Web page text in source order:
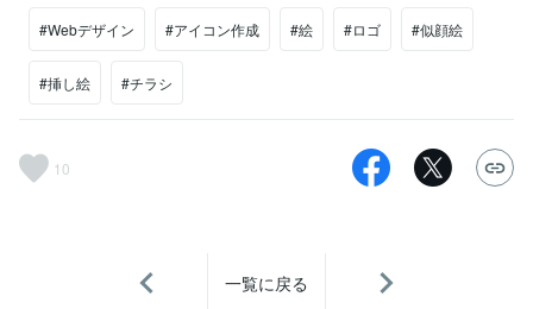
#Webデザイン #アイコン作成 #絵 #ロゴ #似顔絵
#挿し絵 #チラシ
10
一覧に戻る